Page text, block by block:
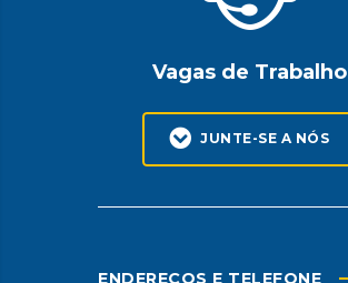
Vagas de Trabalho
JUNTE-SE A NÓS
ENDEREÇOS E TELEFONE